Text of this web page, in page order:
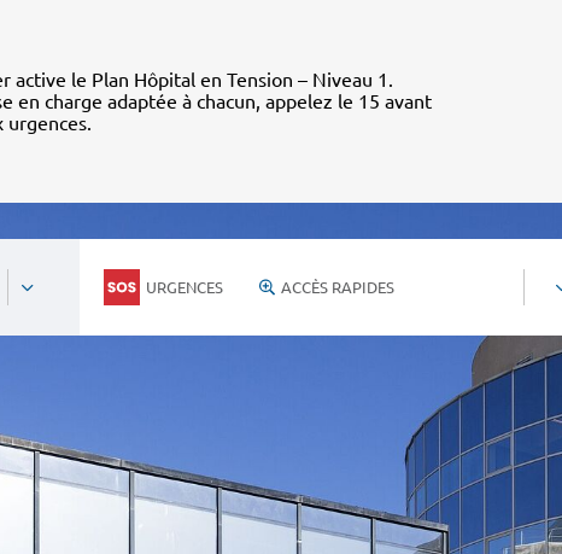
active le Plan Hôpital en Tension – Niveau 1.
en charge adaptée à chacun, appelez le 15 avant
urgences.
URGENCES ACCÈS RAPIDES